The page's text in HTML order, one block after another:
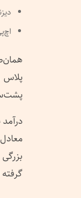
دیزنی